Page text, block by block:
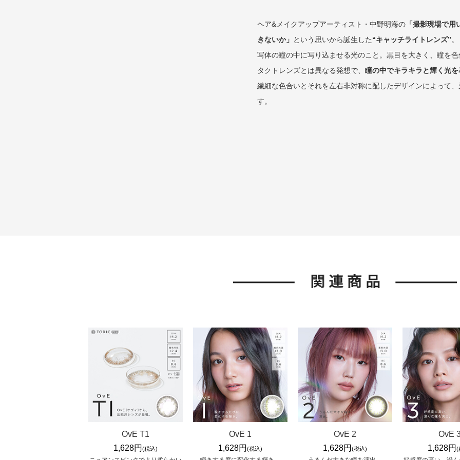
ヘア&メイクアップアーティスト・中野明海の 「撮影現場で
きないか」 という思いから誕生した“キャッチライトレンズ”
写体の瞳の中に写り込ませる光のこと。黒目を大きく、瞳を
タクトレンズとは異なる発想で、 瞳の中でキラキラと輝く光
繊細な色合いとそれを左右非対称に配したデザインによって
す。
OvE T1
1,628円 (税込)
OvE 1
1,628円 (税込)
OvE 2
1,628円 (税込)
OvE
1,628円 (